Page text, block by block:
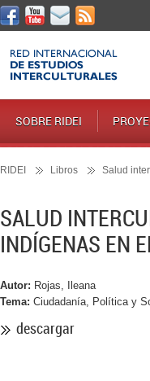
SOBRE RIDEI
RIDEI Libros Salud
SALUD
INDÍGENAS EN
Autor: Rojas, Ileana
Tema: Ciudadanía, Política y
descargar